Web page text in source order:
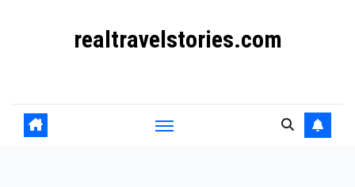
realtravelstories.com